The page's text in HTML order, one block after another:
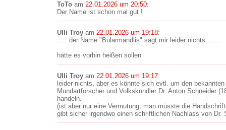
ToTo am 22.01.2026 um 20:50:
Der Name ist schon mal gut !
Ulli Troy am 22.01.2026 um 19:18:
..... der Name "Bülarmändlis" sagt mir leider nichts .......
hätte es vorhin heißen sollen
Ulli Troy am 22.01.2026 um 19:17:
leider nichts, aber es könnte sich evtl. um den
Mundartforscher und Volkskundler Dr. Anton Schneider
handeln.
(ist aber nur eine Vermutung; man müsste die
gibt sicher irgendwo einen schriftlichen Nachlass von Dr.